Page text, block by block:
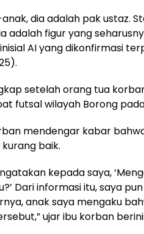
dia adalah pak ustaz.
adalah figur yang
AI yang dikonfirmasi
setelah orang tua
futsal wilayah Borong pada
mendengar kabar
baik.
kepada saya,
Dari informasi itu, saya
anak saya mengaku
ujar ibu korban